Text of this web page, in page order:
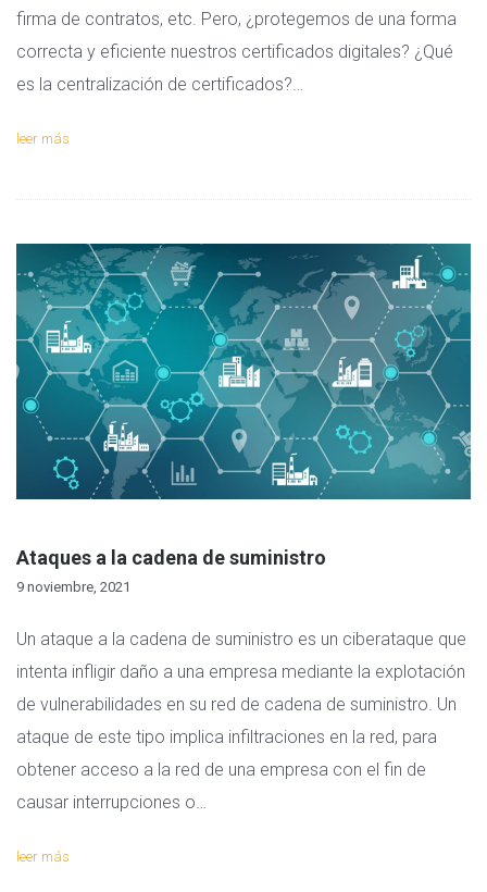
firma de contratos, etc. Pero, ¿protegemos de una forma
correcta y eficiente nuestros certificados digitales? ¿Qué
es la centralización de certificados?…
leer más
Ataques a la cadena de suministro
9 noviembre, 2021
Un ataque a la cadena de suministro es un ciberataque que
intenta infligir daño a una empresa mediante la explotación
de vulnerabilidades en su red de cadena de suministro. Un
ataque de este tipo implica infiltraciones en la red, para
obtener acceso a la red de una empresa con el fin de
causar interrupciones o…
leer más